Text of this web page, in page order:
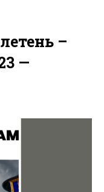
–
—